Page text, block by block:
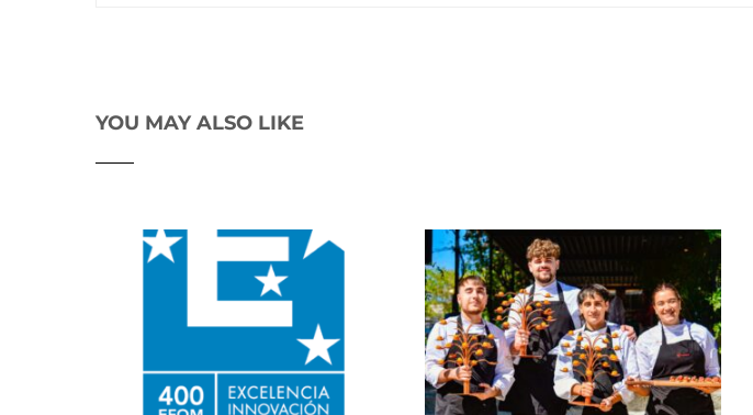
YOU MAY ALSO LIKE